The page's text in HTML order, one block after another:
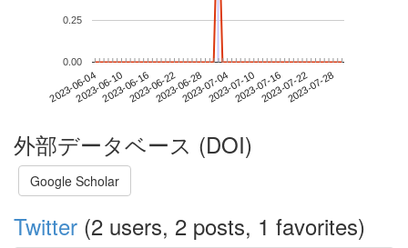
2023-06-042023-06-102023-06-162023-06-222023-06-282023-07-042023-07-102023-07-162023-07-222023-07-28
0.00
0.25
外部データベース (DOI)
Google Scholar
Twitter (2 users, 2 posts, 1 favorites)